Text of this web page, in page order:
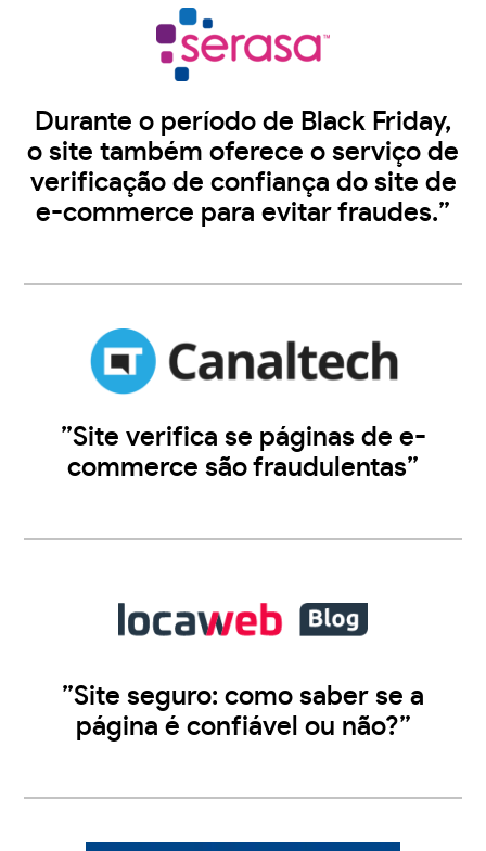
Durante o período de Black Friday,
o site também oferece o serviço de
verificação de confiança do site de
e-commerce para evitar fraudes.”
”Site verifica se páginas de e-
commerce são fraudulentas”
”Site seguro: como saber se a
página é confiável ou não?”